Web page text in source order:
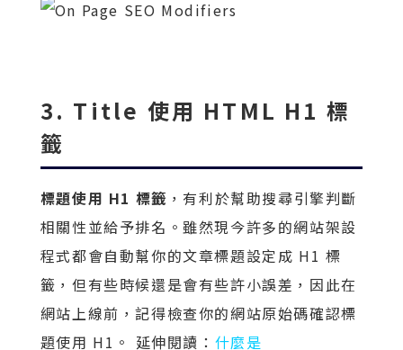
3. Title 使用 HTML H1 標
籤
標題使用 H1 標籤 ，有利於幫助搜尋引擎判斷
相關性並給予排名。雖然現今許多的網站架設
程式都會自動幫你的文章標題設定成 H1 標
籤，但有些時候還是會有些許小誤差，因此在
網站上線前，記得檢查你的網站原始碼確認標
題使用 H1。 延伸閱讀： 什麼是